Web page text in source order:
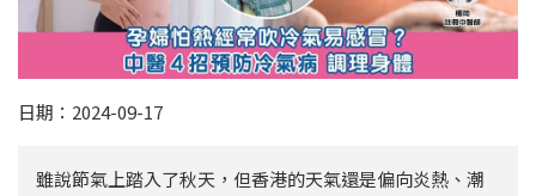
日期：2024-09-17
雖說節氣上踏入了秋天，但香港的天氣還是偏向炎熱、潮